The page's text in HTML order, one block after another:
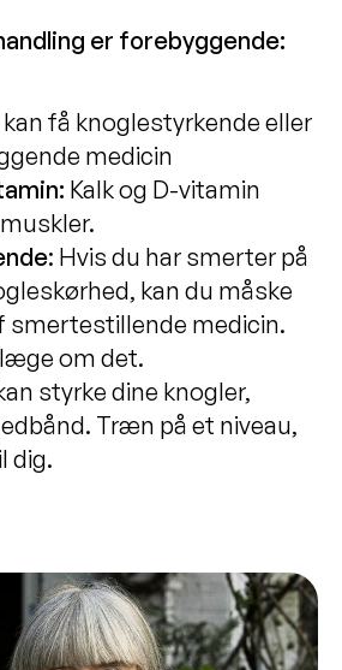
er forebyggende:
kan få knoglestyrkende eller
medicin
Kalk og D-vitamin
: Hvis du har smerter på
kan du måske
smertestillende medicin.
om det.
styrke dine knogler,
Træn på et niveau,
dig.